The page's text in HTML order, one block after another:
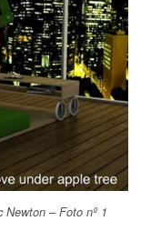
Newton – Foto nº 1